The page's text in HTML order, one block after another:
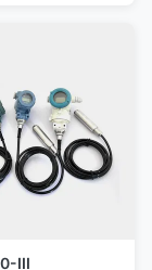
III